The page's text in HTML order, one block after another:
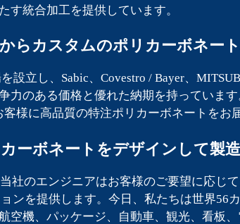
たす統合加工を提供しています。
らカスタムのポリカーボネー
設立し、Sabic、Covestro / Bayer、
力のある価格と優れた納期を持っていま
様に高品質の特注ポリカーボネートをお
ーボネートをデザインして製
社のエンジニアはお客様のご要望に応じ
ンを提供します。今日、私たちは世界56
機、パッケージ、自動車、観光、看板、